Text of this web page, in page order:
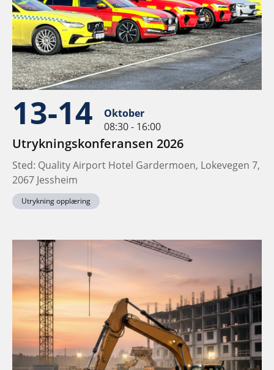
13-14
Oktober
08:30 - 16:00
Utrykningskonferansen 2026
Sted: Quality Airport Hotel Gardermoen, Lokevegen 7,
2067 Jessheim
Utrykning opplæring